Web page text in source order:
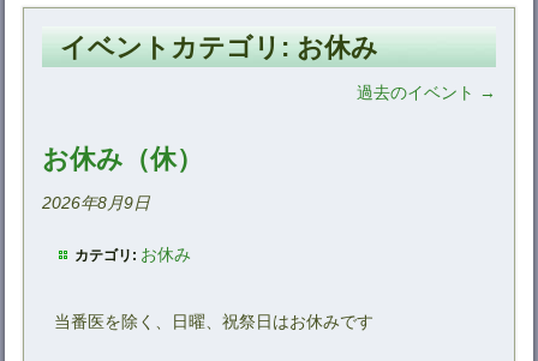
イベントカテゴリ:お休み
過去のイベント →
お休み（休）
2026年8月9日
カテゴリ: お休み
当番医を除く、日曜、祝祭日はお休みです